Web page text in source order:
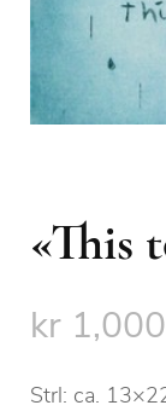
«This
kr
Strl: ca.